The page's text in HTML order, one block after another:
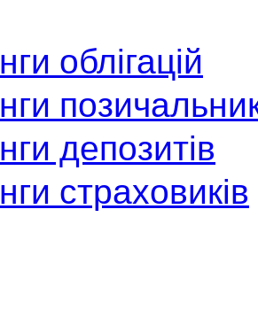
облігацій
депозитів
страховиків